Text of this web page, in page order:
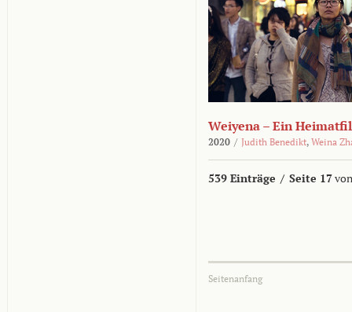
Weiyena – Ein
2020 / Judith Benedikt, Weina
539 Einträge / Seite 17
Seitenanfang